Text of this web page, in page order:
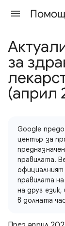
за
(април
Google
център за
правилата.
официалният
правилата
на друг
в долната